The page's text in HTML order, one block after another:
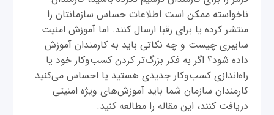
ناخواسته ممکن است اطلاعات حساس سازمانتان را
منتشر کرده یا برای رقبا ارسال کنند. اما آموزش امنیت
سایبری چیست و چه نکاتی باید به کارمندان آموزش
داده شود؟ اگر به فکر بزرگ‌تر کردن کسب‌وکار خود یا
راه‌اندازی کسب‌وکار جدیدی هستید یا احساس می‌کنید
کارمندان سازمان شما باید آموزش‌های ویژه امنیتی
دریافت کنند، این مقاله را مطالعه کنید.